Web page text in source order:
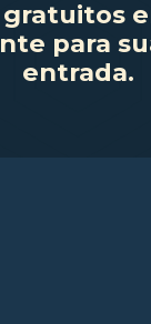
para
entrada.